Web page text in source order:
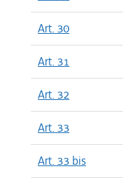
Art. 30
Art. 31
Art. 32
Art. 33
Art. 33 bis